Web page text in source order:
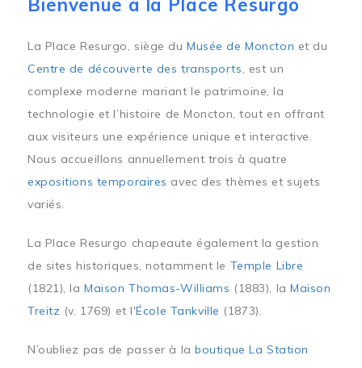
Bienvenue à la Place Resurgo
La Place Resurgo, siège duMusée de Moncton et du
Centre de découverte des transports, est un
complexe moderne mariant le patrimoine, la
technologie et l’histoire de Moncton, tout en offrant
aux visiteurs une expérience unique et interactive.
Nous accueillons annuellement trois à quatre
expositions temporaires avec des thèmes et sujets
variés.
La Place Resurgo chapeaute également la gestion
de sites historiques, notamment le Temple Libre
(1821), laMaison Thomas-Williams (1883), laMaison
Treitz (v. 1769) et l'École Tankville (1873).
N’oubliez pas de passer à laboutique La Station